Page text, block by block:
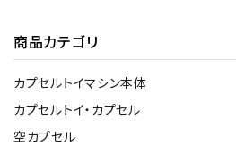
商品カテゴリ
カプセルトイマシン本体
カプセルトイ・カプセル
空カプセル